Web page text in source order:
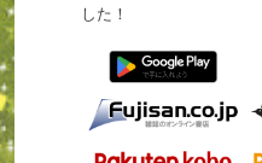
した！